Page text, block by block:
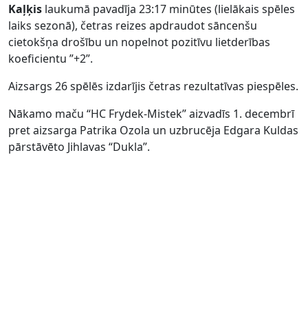
Kaļķis laukumā pavadīja 23:17 minūtes (lielākais spēles
laiks sezonā), četras reizes apdraudot sāncenšu
cietokšņa drošību un nopelnot pozitīvu lietderības
koeficientu ”+2”.
Aizsargs 26 spēlēs izdarījis četras rezultatīvas piespēles.
Nākamo maču “HC Frydek-Mistek” aizvadīs 1. decembrī
pret aizsarga Patrika Ozola un uzbrucēja Edgara Kuldas
pārstāvēto Jihlavas “Dukla”.